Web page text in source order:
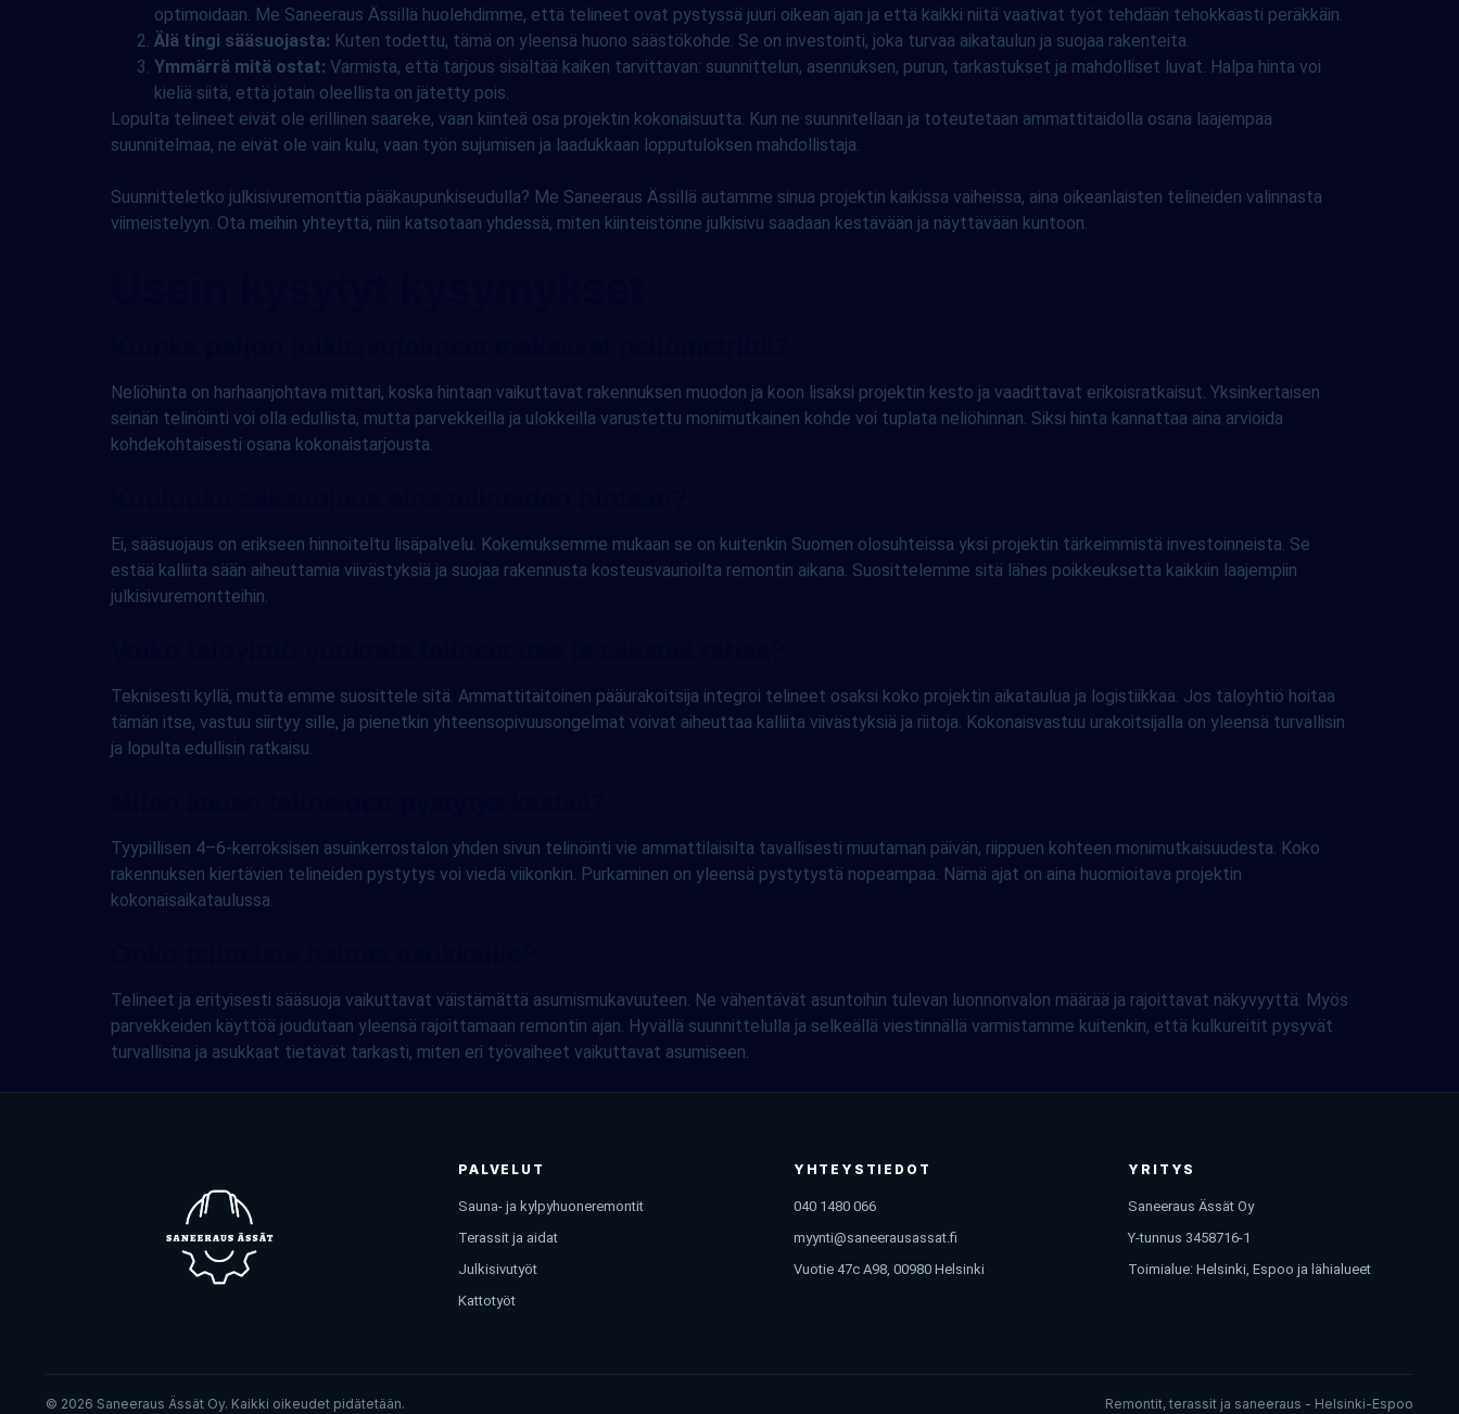
optimoidaan. Me Saneeraus Ässillä huolehdimme, että telineet ovat pystyssä juuri oikean ajan ja että kaikki niitä vaativat työt tehdään tehokkaasti peräkkäin.
Älä tingi sääsuojasta: Kuten todettu, tämä on yleensä huono säästökohde. Se on investointi, joka turvaa aikataulun ja suojaa rakenteita.
Ymmärrä mitä ostat: Varmista, että tarjous sisältää kaiken tarvittavan: suunnittelun, asennuksen, purun, tarkastukset ja mahdolliset luvat. Halpa hinta voi
kieliä siitä, että jotain oleellista on jätetty pois.
Lopulta telineet eivät ole erillinen saareke, vaan kiinteä osa projektin kokonaisuutta. Kun ne suunnitellaan ja toteutetaan ammattitaidolla osana laajempaa
suunnitelmaa, ne eivät ole vain kulu, vaan työn sujumisen ja laadukkaan lopputuloksen mahdollistaja.
Suunnitteletko julkisivuremonttia pääkaupunkiseudulla? Me Saneeraus Ässillä autamme sinua projektin kaikissa vaiheissa, aina oikeanlaisten telineiden valinnasta
viimeistelyyn. Ota meihin yhteyttä, niin katsotaan yhdessä, miten kiinteistönne julkisivu saadaan kestävään ja näyttävään kuntoon.
Neliöhinta on harhaanjohtava mittari, koska hintaan vaikuttavat rakennuksen muodon ja koon lisäksi projektin kesto ja vaadittavat erikoisratkaisut. Yksinkertaisen
seinän telinöinti voi olla edullista, mutta parvekkeilla ja ulokkeilla varustettu monimutkainen kohde voi tuplata neliöhinnan. Siksi hinta kannattaa aina arvioida
kohdekohtaisesti osana kokonaistarjousta.
Ei, sääsuojaus on erikseen hinnoiteltu lisäpalvelu. Kokemuksemme mukaan se on kuitenkin Suomen olosuhteissa yksi projektin tärkeimmistä investoinneista. Se
estää kalliita sään aiheuttamia viivästyksiä ja suojaa rakennusta kosteusvaurioilta remontin aikana. Suosittelemme sitä lähes poikkeuksetta kaikkiin laajempiin
julkisivuremontteihin.
Teknisesti kyllä, mutta emme suosittele sitä. Ammattitaitoinen pääurakoitsija integroi telineet osaksi koko projektin aikataulua ja logistiikkaa. Jos taloyhtiö hoitaa
tämän itse, vastuu siirtyy sille, ja pienetkin yhteensopivuusongelmat voivat aiheuttaa kalliita viivästyksiä ja riitoja. Kokonaisvastuu urakoitsijalla on yleensä turvallisin
ja lopulta edullisin ratkaisu.
Tyypillisen 4–6-kerroksisen asuinkerrostalon yhden sivun telinöinti vie ammattilaisilta tavallisesti muutaman päivän, riippuen kohteen monimutkaisuudesta. Koko
rakennuksen kiertävien telineiden pystytys voi viedä viikonkin. Purkaminen on yleensä pystytystä nopeampaa. Nämä ajat on aina huomioitava projektin
kokonaisaikataulussa.
Telineet ja erityisesti sääsuoja vaikuttavat väistämättä asumismukavuuteen. Ne vähentävät asuntoihin tulevan luonnonvalon määrää ja rajoittavat näkyvyyttä. Myös
parvekkeiden käyttöä joudutaan yleensä rajoittamaan remontin ajan. Hyvällä suunnittelulla ja selkeällä viestinnällä varmistamme kuitenkin, että kulkureitit pysyvät
turvallisina ja asukkaat tietävät tarkasti, miten eri työvaiheet vaikuttavat asumiseen.
PALVELUT
Sauna- ja kylpyhuoneremontit
Terassit ja aidat
Julkisivutyöt
Kattotyöt
YHTEYSTIEDOT
040 1480 066
myynti@saneerausassat.fi
Vuotie 47c A98, 00980 Helsinki
YRITYS
Saneeraus Ässät Oy
Y-tunnus 3458716-1
Toimialue: Helsinki, Espoo ja lähialueet
© 2026 Saneeraus Ässät Oy. Kaikki oikeudet pidätetään. Remontit, terassit ja saneeraus - Helsinki-Espoo